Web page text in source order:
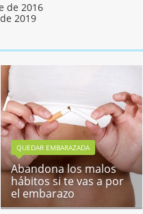
de 2016
2019
QUEDAR EMBARAZADA
Abandona los malos
hábitos si te vas a por
el embarazo